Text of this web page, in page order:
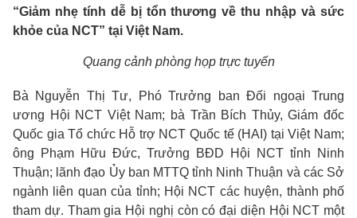
“Giảm nhẹ tính dễ bị tổn thương về thu nhập và sức
khỏe của NCT” tại Việt Nam.
Quang cảnh phòng họp trực tuyến
Bà Nguyễn Thị Tư, Phó Trưởng ban Đối ngoại Trung
ương Hội NCT Việt Nam; bà Trần Bích Thủy, Giám đốc
Quốc gia Tổ chức Hỗ trợ NCT Quốc tế (HAI) tại Việt Nam;
ông Phạm Hữu Đức, Trưởng BĐD Hội NCT tỉnh Ninh
Thuận; lãnh đạo Ủy ban MTTQ tỉnh Ninh Thuận và các Sở
ngành liên quan của tỉnh; Hội NCT các huyện, thành phố
tham dự. Tham gia Hội nghị còn có đại diện Hội NCT một